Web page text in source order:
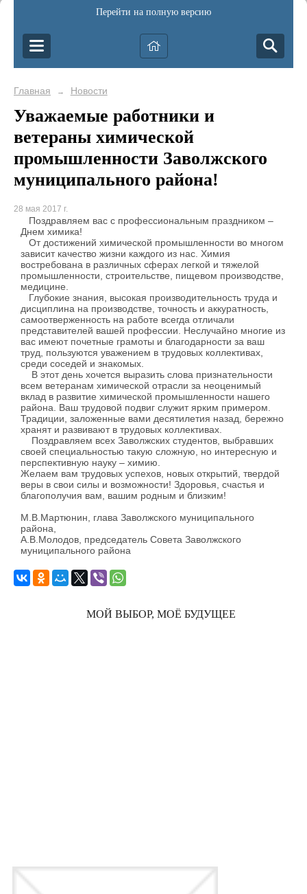
Перейти на полную версию
Главная → Новости
Уважаемые работники и
ветераны химической
промышленности Заволжского
муниципального района!
28 мая 2017 г.
Поздравляем вас с профессиональным праздником –
Днем химика!
От достижений химической промышленности во многом
зависит качество жизни каждого из нас. Химия
востребована в различных сферах легкой и тяжелой
промышленности, строительстве, пищевом производстве,
медицине.
Глубокие знания, высокая производительность труда и
дисциплина на производстве, точность и аккуратность,
самоотверженность на работе всегда отличали
представителей вашей профессии. Неслучайно многие из
вас имеют почетные грамоты и благодарности за ваш
труд, пользуются уважением в трудовых коллективах,
среди соседей и знакомых.
В этот день хочется выразить слова признательности
всем ветеранам химической отрасли за неоценимый
вклад в развитие химической промышленности нашего
района. Ваш трудовой подвиг служит ярким примером.
Традиции, заложенные вами десятилетия назад, бережно
хранят и развивают в трудовых коллективах.
Поздравляем всех Заволжских студентов, выбравших
своей специальностью такую сложную, но интересную и
перспективную науку – химию.
Желаем вам трудовых успехов, новых открытий, твердой
веры в свои силы и возможности! Здоровья, счастья и
благополучия вам, вашим родным и близким!
М.В.Мартюнин, глава Заволжского муниципального
района,
А.В.Молодов, председатель Совета Заволжского
муниципального района
МОЙ ВЫБОР, МОЁ БУДУЩЕЕ